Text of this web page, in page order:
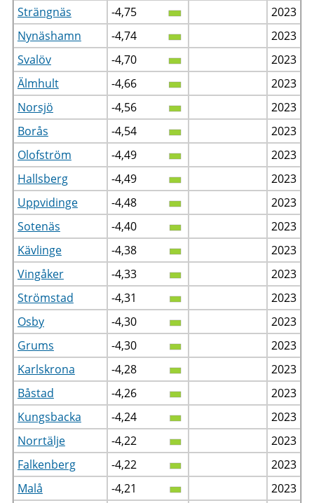
Strängnäs
-4,75
2023
Nynäshamn
-4,74
2023
Svalöv
-4,70
2023
Älmhult
-4,66
2023
Norsjö
-4,56
2023
Borås
-4,54
2023
Olofström
-4,49
2023
Hallsberg
-4,49
2023
Uppvidinge
-4,48
2023
Sotenäs
-4,40
2023
Kävlinge
-4,38
2023
Vingåker
-4,33
2023
Strömstad
-4,31
2023
Osby
-4,30
2023
Grums
-4,30
2023
Karlskrona
-4,28
2023
Båstad
-4,26
2023
Kungsbacka
-4,24
2023
Norrtälje
-4,22
2023
Falkenberg
-4,22
2023
Malå
-4,21
2023